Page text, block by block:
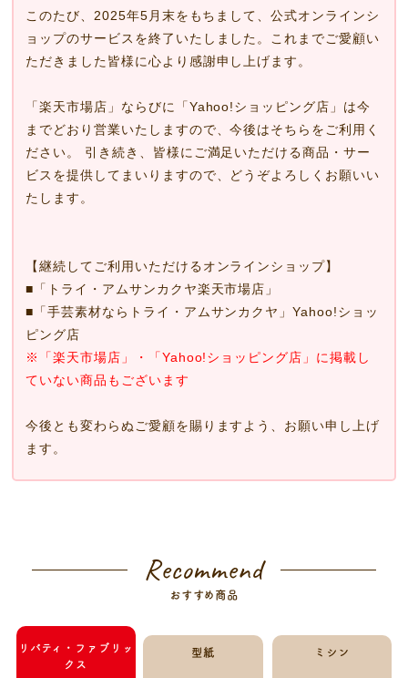
このたび、2025年5月末をもちまして、公式オンラインシ
ョップのサービスを終了いたしました。これまでご愛顧い
ただきました皆様に心より感謝申し上げます。
「楽天市場店」ならびに「Yahoo!ショッピング店」は今
までどおり営業いたしますので、今後はそちらをご利用く
ださい。 引き続き、皆様にご満足いただける商品・サー
ビスを提供してまいりますので、どうぞよろしくお願いい
たします。
【継続してご利用いただけるオンラインショップ】
■ 「トライ・アムサンカクヤ楽天市場店」
■ 「手芸素材ならトライ・アムサンカクヤ」Yahoo!ショッ
ピング店
※「楽天市場店」・「Yahoo!ショッピング店」に掲載し
ていない商品もございます
今後とも変わらぬご愛顧を賜りますよう、お願い申し上げ
ます。
Recommend
おすすめ商品
リバティ・ファブリッ
クス
型紙 ミシン